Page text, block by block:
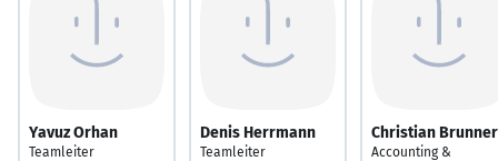
Yavuz Orhan
Teamleiter
Denis Herrmann
Teamleiter
Christian Brunner
Accounting &